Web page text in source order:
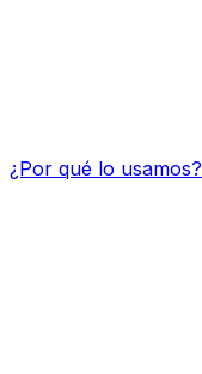
¿Por qué lo usamos?